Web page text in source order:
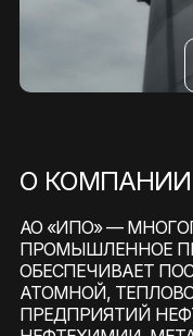
О КОМПАНИИ
АО «ИПО» —
ПРОМЫШЛЕННОЕ
ОБЕСПЕЧИВАЕТ
АТОМНОЙ,
ПРЕДПРИЯТИЙ